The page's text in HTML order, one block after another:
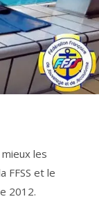
les
FFSS et le
2012.